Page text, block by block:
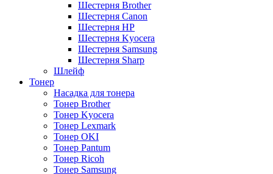
Шестерня Brother
Шестерня Canon
Шестерня HP
Шестерня Kyocera
Шестерня Samsung
Шестерня Sharp
Шлейф
Тонер
Насадка для тонера
Тонер Brother
Тонер Kyocera
Тонер Lexmark
Тонер OKI
Тонер Pantum
Тонер Ricoh
Тонер Samsung